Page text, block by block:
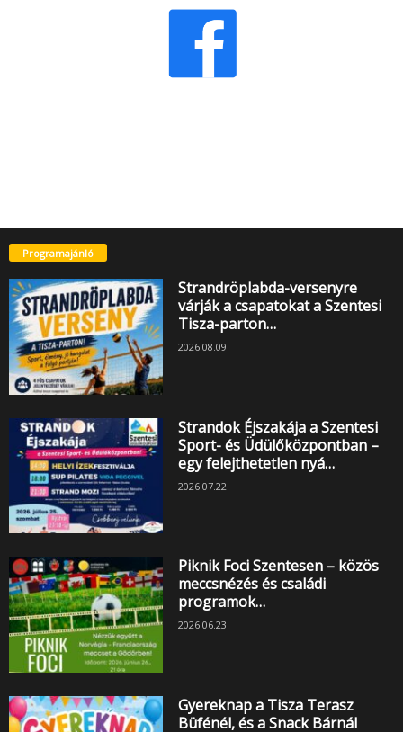
Programajánló
Strandröplabda-versenyre
várják a csapatokat a Szentesi
Tisza-parton…
2026.08.09.
Strandok Éjszakája a Szentesi
Sport- és Üdülőközpontban –
egy felejthetetlen nyá…
2026.07.22.
Piknik Foci Szentesen – közös
meccsnézés és családi
programok…
2026.06.23.
Gyereknap a Tisza Terasz
Büfénél, és a Snack Bárnál